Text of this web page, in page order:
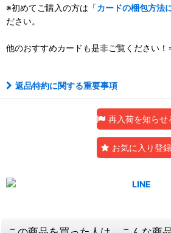
※初めてご購入の方は「カードの梱包方法
ださい。
他のおすすめカードも是非ご覧ください
返品特約に関する重要事項
再入荷を知らせ
お気に入り登録